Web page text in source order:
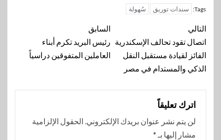
Tags: سندات توريق سُهولة
تنقل
المقالة
السابق
رئيس البريد تكرم أبناء
العاملين المتفوقين دراسياً
التالي
اتصال تقود تحالف الإسكندرية
الفائز لقيادة مستقبل النقل
الذكي والمستدام في مصر
اترك تعليقاً
لن يتم نشر عنوان بريدك الإلكتروني. الحقول الإلزامية
مشار إليها بـ *